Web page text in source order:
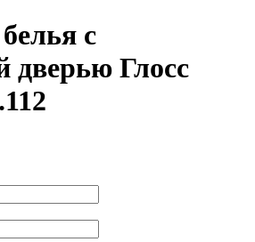
с
дверью Глосс